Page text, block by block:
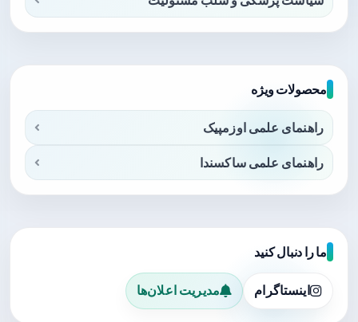
محصولات ویژه
راهنمای علمی اوزمپیک
راهنمای علمی ساکسندا
ما را دنبال کنید
اینستاگرام مدیریت اعلان‌ها